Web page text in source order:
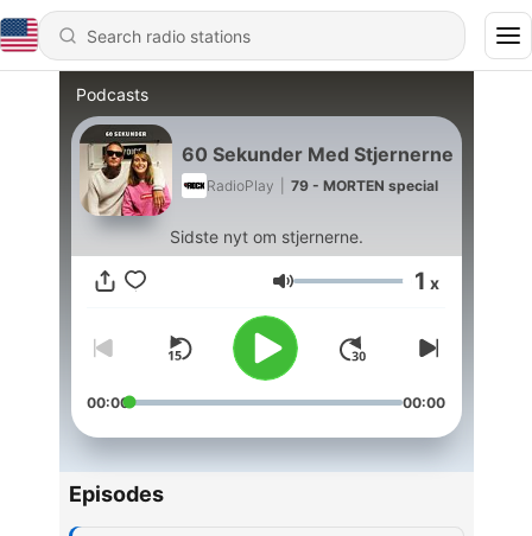
Podcasts
60 Sekunder Med Stjernerne
RadioPlay 79 - MORTEN special
Sidste nyt om stjernerne.
Volume 1 x
00:00 00:00
Episodes